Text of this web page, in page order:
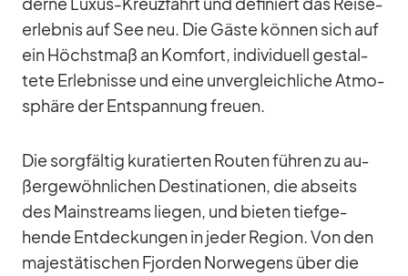
er­leb­nis auf See neu. Die Gäste kön­nen sich auf
ein Höchst­maß an Kom­fort, in­di­vi­du­ell ge­stal­
tete Er­leb­nisse und eine un­ver­gleich­li­che At­mo­
sphäre der Ent­span­nung freuen.
Die sorg­fäl­tig ku­ra­tier­ten Rou­ten füh­ren zu au­
ßer­ge­wöhn­li­chen De­sti­na­tio­nen, die ab­seits
des Main­streams lie­gen, und bie­ten tief­ge­
hende Ent­de­ckun­gen in je­der Re­gion. Von den
ma­jes­tä­ti­schen Fjor­den Nor­we­gens über die